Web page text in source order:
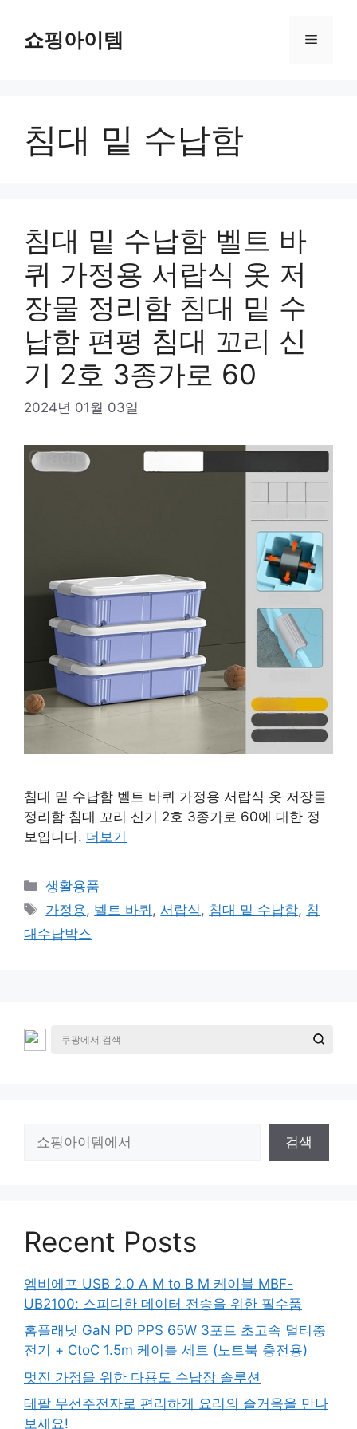
쇼핑아이템 메
침대 밑 수납함
침대 밑 수납함 벨트 바
퀴 가정용 서랍식 옷 저
장물 정리함 침대 밑 수
납함 편평 침대 꼬리 신
기 2호 3종가로 60
2024년 01월 03일
침대 밑 수납함 벨트 바퀴 가정용 서랍식 옷 저장물
정리함 침대 꼬리 신기 2호 3종가로 60에 대한 정
보입니다. 더보기
카
테
고
리
생활용품
태
그
가정용, 벨트 바퀴 , 서랍식 , 침대 밑 수납함, 침
대수납박스
검색
Recent Posts
엠비에프 USB 2.0 A M to B M 케이블 MBF-
UB2100: 스피디한 데이터 전송을 위한 필수품
홈플래닛 GaN PD PPS 65W 3포트 초고속 멀티충
전기 + CtoC 1.5m 케이블 세트 (노트북 충전용)
멋진 가정을 위한 다용도 수납장 솔루션
테팔 무선주전자로 편리하게 요리의 즐거움을 만나
보세요!